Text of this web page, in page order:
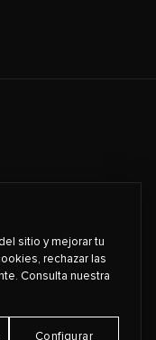
sitio y mejorar tu
rechazar las
Consulta nuestra
Configurar